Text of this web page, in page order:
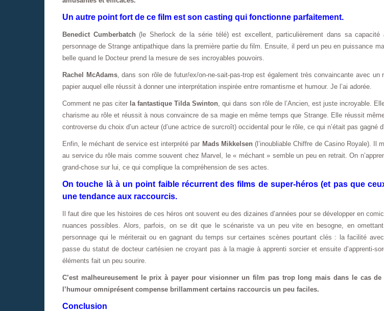
Un autre point fort de ce film est son casting qui fonctionne parfaitement.
Benedict Cumberbatch (le Sherlock de la série télé) est excellent, particulièrement dans sa capacité
personnage de Strange antipathique dans la première partie du film. Ensuite, il perd un peu en puissance
belle quand le Docteur prend la mesure de ses incroyables pouvoirs.
Rachel McAdams, dans son rôle de futur/ex/on-ne-sait-pas-trop est également très convaincante avec un
papier auquel elle réussit à donner une interprétation inspirée entre romantisme et humour. Je l’ai adorée.
Comment ne pas citer la fantastique Tilda Swinton , qui dans son rôle de l’Ancien, est juste incroyable.
charisme au rôle et réussit à nous convaincre de sa magie en même temps que Strange. Elle réussit
controverse du choix d’un acteur (d’une actrice de surcroît) occidental pour le rôle, ce qui n’était pas gagné
Enfin, le méchant de service est interprété par Mads Mikkelsen (l’inoubliable Chiffre de Casino Royale). Il
au service du rôle mais comme souvent chez Marvel, le « méchant » semble un peu en retrait. On
grand-chose sur lui, ce qui complique la compréhension de ses actes.
On touche là à un point faible récurrent des films de super-héros (et pas que
une tendance aux raccourcis.
Il faut dire que les histoires de ces héros ont souvent eu des dizaines d’années pour se développer en
nuances possibles. Alors, parfois, on se dit que le scénariste va un peu vite en besogne, en omettant
personnage qui le mériterait ou en gagnant du temps sur certaines scènes pourtant clés : la facilité
passe du statut de docteur cartésien ne croyant pas à la magie à apprenti sorcier et ensuite d’apprenti-
éléments fait un peu sourire.
C’est malheureusement le prix à payer pour visionner un film pas trop long mais dans le cas de
l’humour omniprésent compense brillamment certains raccourcis un peu faciles.
Conclusion